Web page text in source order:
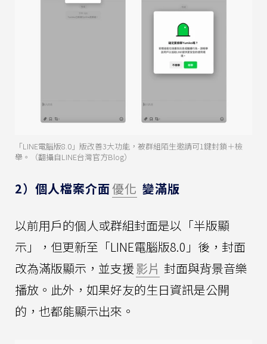
「LINE電腦版8.0」版改善3大功能，被群組陌生邀請可1鍵封鎖＋檢
舉。（翻攝自LINE台灣官方Blog）
2）個人檔案介面優化 變滿版
以前用戶的個人或群組封面是以「半版顯
示」，但更新至「LINE電腦版8.0」後，封面
改為滿版顯示，並支援影片 封面與背景音樂
播放。此外，如果好友的生日資訊是公開
的，也都能顯示出來。